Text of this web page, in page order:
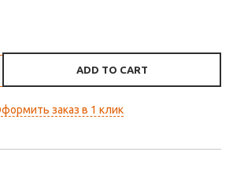
ADD TO CART
заказ в 1 клик